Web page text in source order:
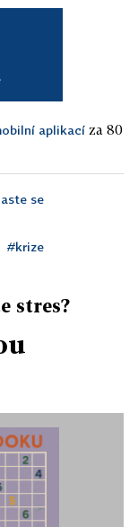
aplikací za 80
se
#krize
stres?